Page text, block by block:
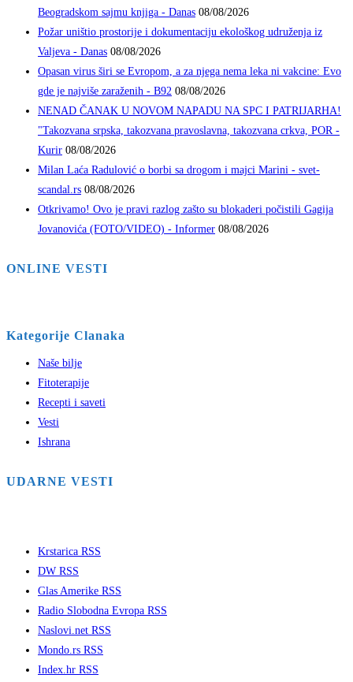
Beogradskom sajmu knjiga - Danas 08/08/2026
Požar uništio prostorije i dokumentaciju ekološkog udruženja iz
Valjeva - Danas 08/08/2026
Opasan virus širi se Evropom, a za njega nema leka ni vakcine: Evo
gde je najviše zaraženih - B92 08/08/2026
NENAD ČANAK U NOVOM NAPADU NA SPC I PATRIJARHA!
"Takozvana srpska, takozvana pravoslavna, takozvana crkva, POR -
Kurir 08/08/2026
Milan Laća Radulović o borbi sa drogom i majci Marini - svet-
scandal.rs 08/08/2026
Otkrivamo! Ovo je pravi razlog zašto su blokaderi počistili Gagija
Jovanovića (FOTO/VIDEO) - Informer 08/08/2026
ONLINE VESTI
Kategorije Clanaka
Naše bilje
Fitoterapije
Recepti i saveti
Vesti
Ishrana
UDARNE VESTI
Krstarica RSS
DW RSS
Glas Amerike RSS
Radio Slobodna Evropa RSS
Naslovi.net RSS
Mondo.rs RSS
Index.hr RSS